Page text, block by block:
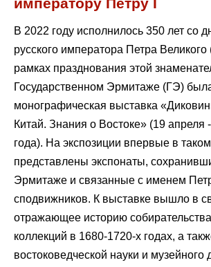
императору Петру I
В 2022 году исполнилось 350 лет со
русского императора Петра
рамках празднования этой
Государственном Эрмитаже (ГЭ)
монографическая выставка
Китай. Знания о Востоке» (19 апреля
года). На экспозиции впервые в
представлены экспонаты,
Эрмитаже и связанные с именем
сподвижников. К выставке вышло в
отражающее историю собирательства
коллекций в 1680-1720-х годах, а
востоковедческой науки и музейного